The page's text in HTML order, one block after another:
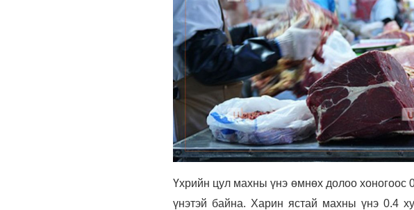
Үхрийн цул махны үнэ өмнөх долоо хоногоос
үнэтэй байна. Харин ястай махны үнэ 0.4